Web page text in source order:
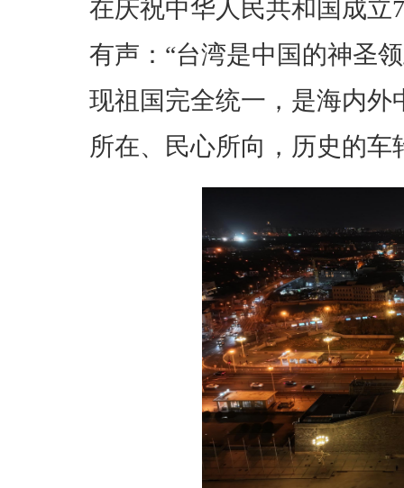
在庆祝中华人民共和国成立
有声：“台湾是中国的神圣
现祖国完全统一，是海内
所在、民心所向，历史的车